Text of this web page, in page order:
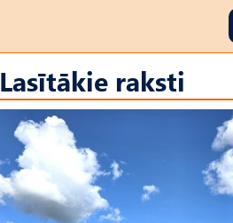
Lasītākie raksti